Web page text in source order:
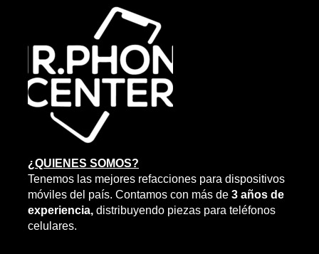
¿QUIENES SOMOS?
Tenemos las mejores refacciones para dispositivos
móviles del país. Contamos con más de 3 años de
experiencia, distribuyendo piezas para teléfonos
celulares.